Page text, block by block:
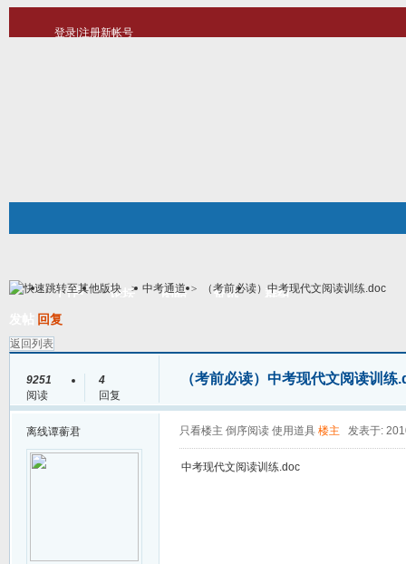
登录 注册新帐号
门户 论坛 图酷 资讯 群组
> 中考通道 > （考前必读）中考现代文阅读训练.doc
回复
返回列表
9251
阅读
4
回复
（考前必读）中考现代文阅读训
离线谭蘅君 只看楼主 倒序阅读 使用道具 楼主 发表于:
中考现代文阅读训练.doc